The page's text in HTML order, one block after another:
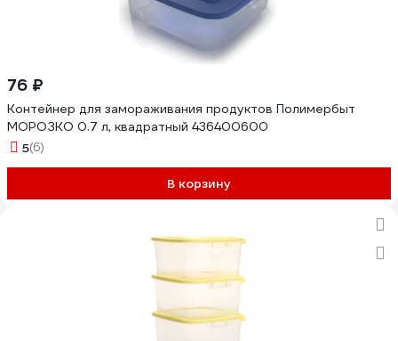
76 ₽
Контейнер для замораживания продуктов Полимербыт
МОРОЗКО 0.7 л, квадратный 436400600
5(6)
В корзину